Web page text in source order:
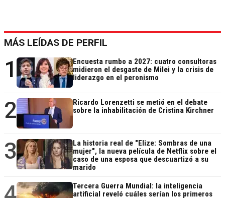
MÁS LEÍDAS DE PERFIL
1
Encuesta rumbo a 2027: cuatro consultoras
midieron el desgaste de Milei y la crisis de
liderazgo en el peronismo
2
Ricardo Lorenzetti se metió en el debate
sobre la inhabilitación de Cristina Kirchner
3
La historia real de "Elize: Sombras de una
mujer", la nueva película de Netflix sobre el
caso de una esposa que descuartizó a su
marido
Tercera Guerra Mundial: la inteligencia
artificial reveló cuáles serían los primeros